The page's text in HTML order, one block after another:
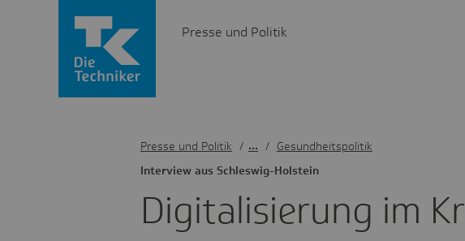
Presse und Politik
Digi­ta­li­sie­rung im
Inter­view aus Schles­wig-Holstein
Presse und Politik / Gesundheitspolitik